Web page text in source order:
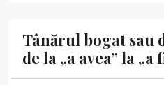
Tânărul bogat sau
de la „a avea” la „a